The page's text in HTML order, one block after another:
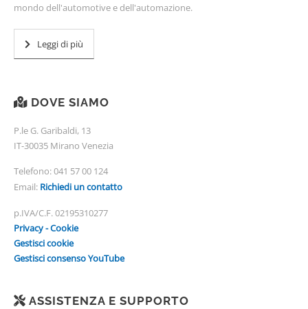
mondo dell'automotive e dell'automazione.
Leggi di più
DOVE SIAMO
P.le G. Garibaldi, 13
IT-30035 Mirano Venezia
Telefono:041 57 00 124
Email: Richiedi un contatto
p.IVA/C.F. 02195310277
Privacy - Cookie
Gestisci cookie
Gestisci consenso YouTube
ASSISTENZA E SUPPORTO